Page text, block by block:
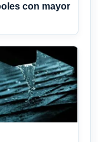
con mayor